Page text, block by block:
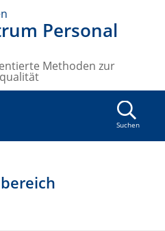
Personal
Methoden zur
Suchen